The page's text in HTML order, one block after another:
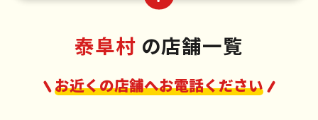
泰阜村 の店舗一覧
お近くの店舗へお電話ください